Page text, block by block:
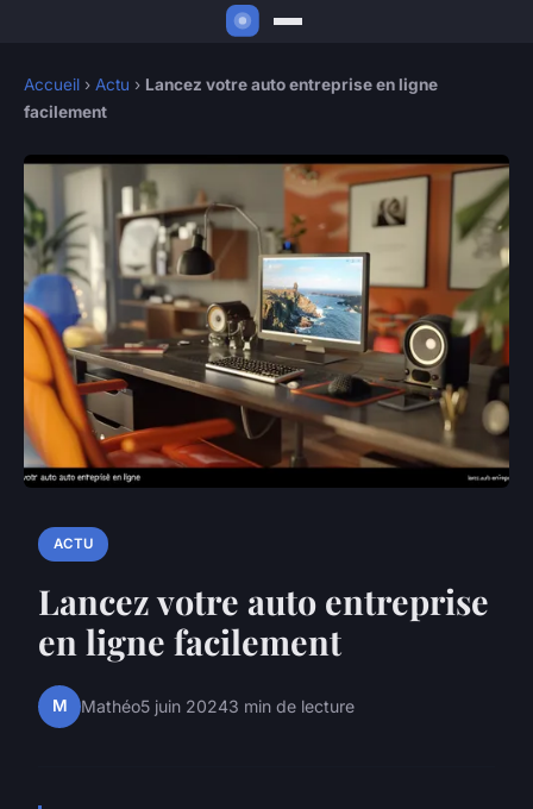
Accueil › Actu › Lancez votre auto entreprise en ligne
facilement
ACTU
Lancez votre auto entreprise
en ligne facilement
M Mathéo5 juin 20243 min de lecture